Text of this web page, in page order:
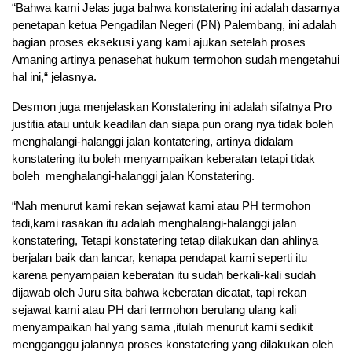
“Bahwa kami Jelas juga bahwa konstatering ini adalah dasarnya
penetapan ketua Pengadilan Negeri (PN) Palembang, ini adalah
bagian proses eksekusi yang kami ajukan setelah proses
Amaning artinya penasehat hukum termohon sudah mengetahui
hal ini,“ jelasnya.
Desmon juga menjelaskan Konstatering ini adalah sifatnya Pro
justitia atau untuk keadilan dan siapa pun orang nya tidak boleh
menghalangi-halanggi jalan kontatering, artinya didalam
konstatering itu boleh menyampaikan keberatan tetapi tidak
boleh menghalangi-halanggi jalan Konstatering.
“Nah menurut kami rekan sejawat kami atau PH termohon
tadi,kami rasakan itu adalah menghalangi-halanggi jalan
konstatering, Tetapi konstatering tetap dilakukan dan ahlinya
berjalan baik dan lancar, kenapa pendapat kami seperti itu
karena penyampaian keberatan itu sudah berkali-kali sudah
dijawab oleh Juru sita bahwa keberatan dicatat, tapi rekan
sejawat kami atau PH dari termohon berulang ulang kali
menyampaikan hal yang sama ,itulah menurut kami sedikit
mengganggu jalannya proses konstatering yang dilakukan oleh